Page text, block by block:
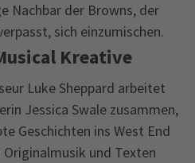
Nachbar der Browns, der
sich einzumischen.
Kreative
Luke Sheppard arbeitet
Jessica Swale zusammen,
Geschichten ins West End
und Texten